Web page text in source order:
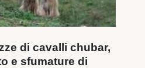
di cavalli chubar,
e sfumature di